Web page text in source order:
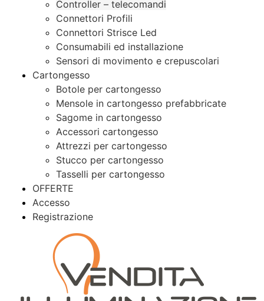
Controller – telecomandi
Connettori Profili
Connettori Strisce Led
Consumabili ed installazione
Sensori di movimento e crepuscolari
Cartongesso
Botole per cartongesso
Mensole in cartongesso prefabbricate
Sagome in cartongesso
Accessori cartongesso
Attrezzi per cartongesso
Stucco per cartongesso
Tasselli per cartongesso
OFFERTE
Accesso
Registrazione